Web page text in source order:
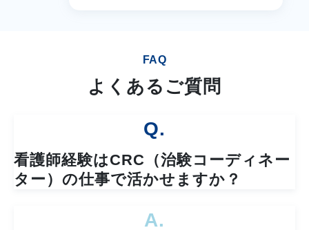
FAQ
よくあるご質問
Q.
看護師経験はCRC（治験コーディネー
ター）の仕事で活かせますか？
A.